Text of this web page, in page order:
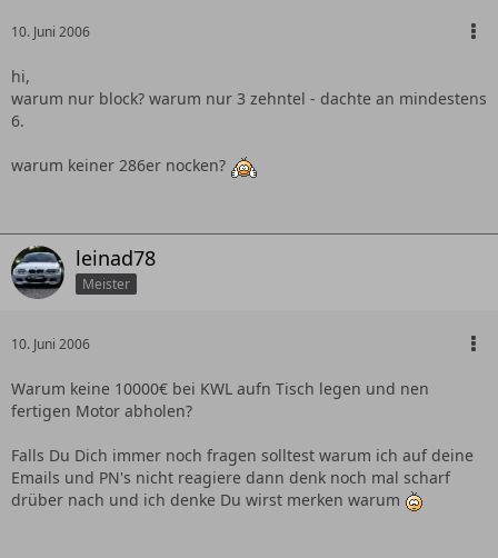
10. Juni 2006
hi,
warum nur block? warum nur 3 zehntel - dachte an mindestens
6.
warum keiner 286er nocken?
leinad78
Meister
10. Juni 2006
Warum keine 10000€ bei KWL aufn Tisch legen und nen
fertigen Motor abholen?
Falls Du Dich immer noch fragen solltest warum ich auf deine
Emails und PN's nicht reagiere dann denk noch mal scharf
drüber nach und ich denke Du wirst merken warum